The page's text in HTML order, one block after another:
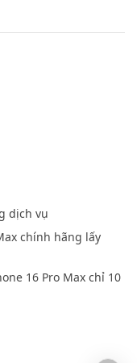
dịch vụ
chính hãng lấy
16 Pro Max chỉ 10